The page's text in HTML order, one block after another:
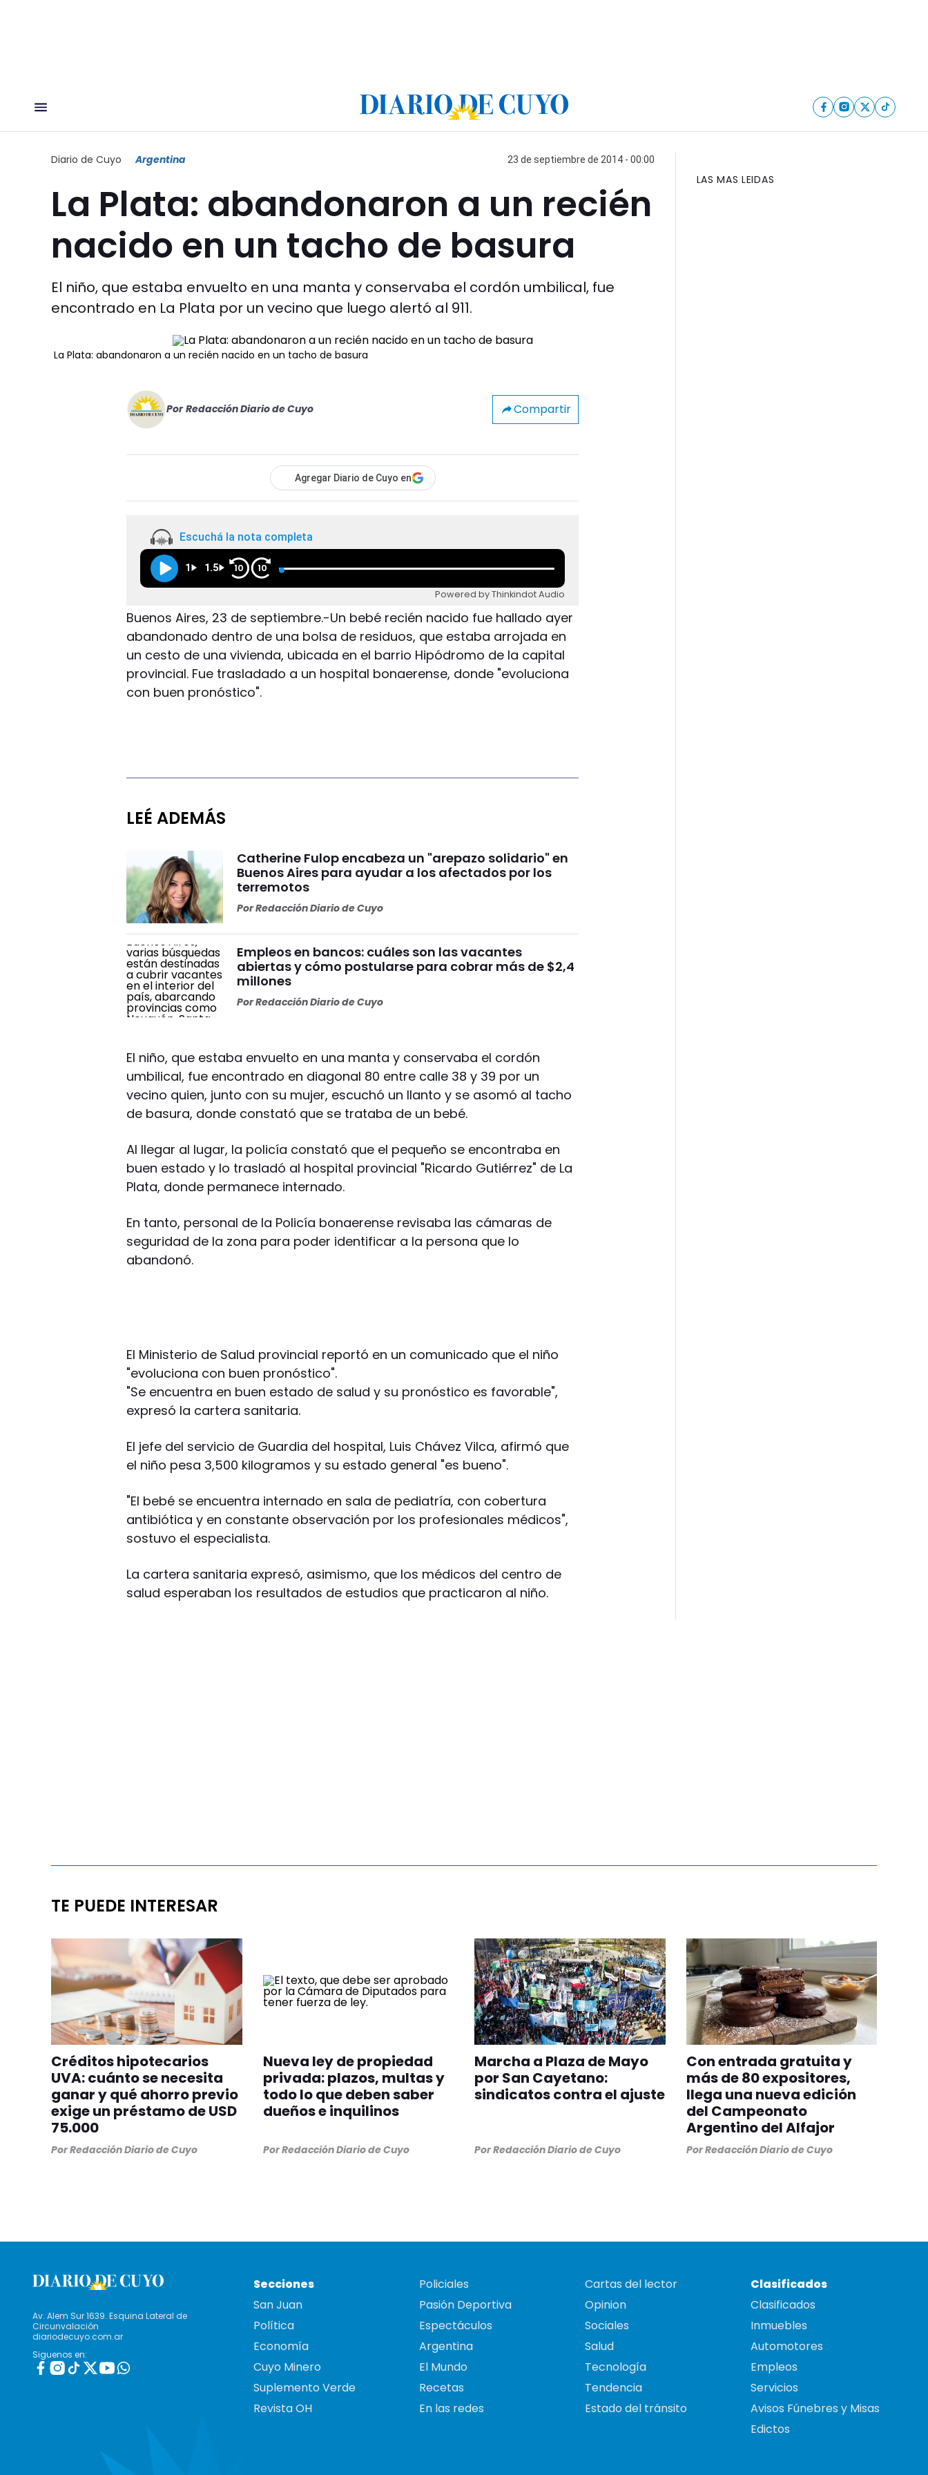
Diario de Cuyo Argentina 23 de septiembre de 2014 - 00:00
La Plata: abandonaron a un recién
nacido en un tacho de basura
El niño, que estaba envuelto en una manta y conservaba el cordón umbilical, fue
encontrado en La Plata por un vecino que luego alertó al 911.
La Plata: abandonaron a un recién nacido en un tacho de basura
Por Redacción Diario de Cuyo Compartir
Agregar Diario de Cuyo en
Escuchá la nota completa
1 1.5 10 10
Powered by Thinkindot Audio
Buenos Aires, 23 de septiembre.-Un bebé recién nacido fue hallado ayer
abandonado dentro de una bolsa de residuos, que estaba arrojada en
un cesto de una vivienda, ubicada en el barrio Hipódromo de la capital
provincial. Fue trasladado a un hospital bonaerense, donde "evoluciona
con buen pronóstico".
LEÉ ADEMÁS
Catherine Fulop encabeza un "arepazo solidario" en
Buenos Aires para ayudar a los afectados por los
terremotos
PorRedacción Diario de Cuyo
Empleos en bancos: cuáles son las vacantes
abiertas y cómo postularse para cobrar más de $2,4
millones
PorRedacción Diario de Cuyo
El niño, que estaba envuelto en una manta y conservaba el cordón
umbilical, fue encontrado en diagonal 80 entre calle 38 y 39 por un
vecino quien, junto con su mujer, escuchó un llanto y se asomó al tacho
de basura, donde constató que se trataba de un bebé.
Al llegar al lugar, la policía constató que el pequeño se encontraba en
buen estado y lo trasladó al hospital provincial "Ricardo Gutiérrez" de La
Plata, donde permanece internado.
En tanto, personal de la Policía bonaerense revisaba las cámaras de
seguridad de la zona para poder identificar a la persona que lo
abandonó.
El Ministerio de Salud provincial reportó en un comunicado que el niño
"evoluciona con buen pronóstico".
"Se encuentra en buen estado de salud y su pronóstico es favorable",
expresó la cartera sanitaria.
El jefe del servicio de Guardia del hospital, Luis Chávez Vilca, afirmó que
el niño pesa 3,500 kilogramos y su estado general "es bueno".
"El bebé se encuentra internado en sala de pediatría, con cobertura
antibiótica y en constante observación por los profesionales médicos",
sostuvo el especialista.
La cartera sanitaria expresó, asimismo, que los médicos del centro de
salud esperaban los resultados de estudios que practicaron al niño.
LAS MAS LEIDAS
TE PUEDE INTERESAR
Créditos hipotecarios
UVA: cuánto se necesita
ganar y qué ahorro previo
exige un préstamo de USD
75.000
PorRedacción Diario de Cuyo
Nueva ley de propiedad
privada: plazos, multas y
todo lo que deben saber
dueños e inquilinos
PorRedacción Diario de Cuyo
Marcha a Plaza de Mayo
por San Cayetano:
sindicatos contra el ajuste
PorRedacción Diario de Cuyo
Con entrada gratuita y
más de 80 expositores,
llega una nueva edición
del Campeonato
Argentino del Alfajor
PorRedacción Diario de Cuyo
Av. Alem Sur 1639. Esquina Lateral de
Circunvalación
diariodecuyo.com.ar
Siguenos en:
Secciones
San Juan
Política
Economía
Cuyo Minero
Suplemento Verde
Revista OH
Policiales
Pasión Deportiva
Espectáculos
Argentina
El Mundo
Recetas
En las redes
Cartas del lector
Opinion
Sociales
Salud
Tecnología
Tendencia
Estado del tránsito
Clasificados
Clasificados
Inmuebles
Automotores
Empleos
Servicios
Avisos Fúnebres y Misas
Edictos